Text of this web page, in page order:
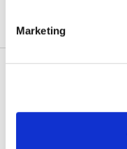
Marketing